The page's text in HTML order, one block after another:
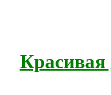
Красивая